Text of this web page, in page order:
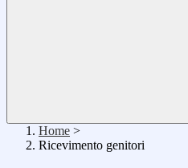
Home >
Ricevimento genitori